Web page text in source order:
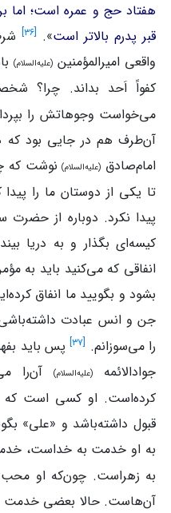
هفتاد حج و عمره است؛ اما
قبر پدرم بالاتر است».
[۳۶]
واقعی امیرالمؤمنین (علیه‌السلام)
کفواً اَحد بداند. چرا؟
می‌خواست وجوهاتش را
آن‌طرف هم در جایی بود که
امام‌صادق (علیه‌السلام)نوشت که
تا یکی از دوستان ما را
پیدا نکرد. دوباره از حضرت
کیسه‌ای بگذار و به دریا
انفاقی که می‌کنید باید به
بشود و بگویید ما انفاق
جن و انس عبادت
را می‌سوزانم. [۳۷]پس باید
جوادالائمه
(علیه‌السلام)
آن‌را
کرده‌است. او کسی است که
قبول داشته‌باشد و «علی»
به او خدمت به خداست،
به زهراست. چون‌که او
آن‌هاست. حالا بعضی خدمت